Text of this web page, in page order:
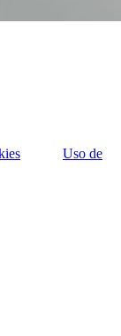
Uso de